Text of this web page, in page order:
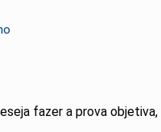
fazer a prova